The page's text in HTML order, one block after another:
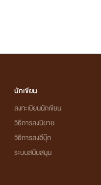
นักเขียน
ลงทะเบียนนักเขียน
วิธีการลงนิยาย
วิธีการลงอีบุ๊ก
ระบบสนับสนุน